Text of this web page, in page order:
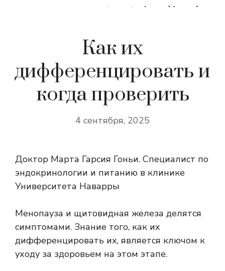
Как их
дифференцировать и
когда проверить
4 сентября, 2025
Доктор Марта Гарсия Гоньи. Специалист по
эндокринологии и питанию в клинике
Университета Наварры
Менопауза и щитовидная железа делятся
симптомами. Знание того, как их
дифференцировать их, является ключом к
уходу за здоровьем на этом этапе.